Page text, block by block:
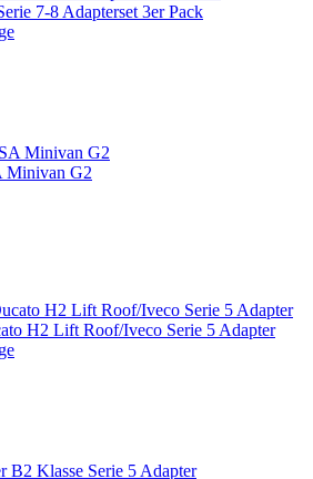
7-8 Adapterset 3er Pack
Minivan G2
H2 Lift Roof/Iveco Serie 5 Adapter